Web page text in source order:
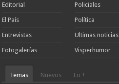
Editorial
El País
Entrevistas
Fotogalerías
Policiales
Política
Ultimas noticias
Visperhumor
Temas Nuevos Lo +